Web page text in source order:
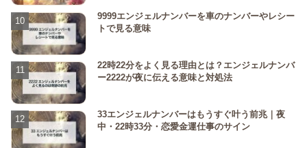
9999エンジェルナンバーを車のナンバーやレシー
トで見る意味
22時22分をよく見る理由とは？エンジェルナンバ
ー2222が夜に伝える意味と対処法
33エンジェルナンバーはもうすぐ叶う前兆｜夜
中・22時33分・恋愛金運仕事のサイン